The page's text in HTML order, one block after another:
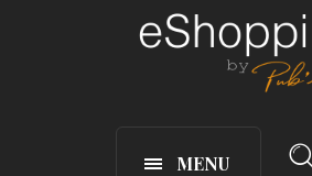
MENU